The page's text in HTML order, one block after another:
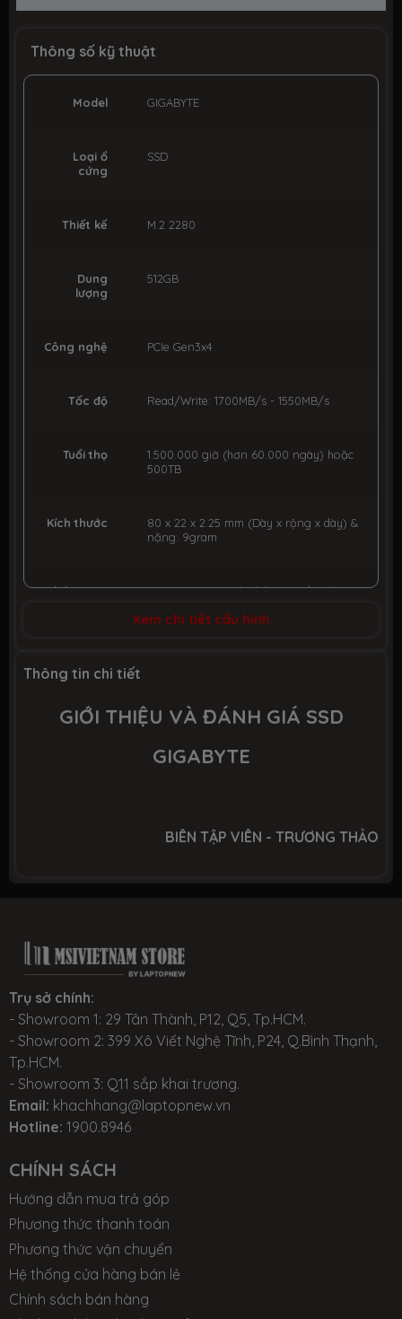
Thông số kỹ thuật
Model GIGABYTE
Loại ổ
cứng
SSD
Thiết kế M.2 2280
Dung
lượng
512GB
Công nghệ PCIe Gen3x4
Tốc độ Read/Write: 1700MB/s - 1550MB/s
Tuổi thọ
1.500.000 giờ (hơn 60.000 ngày) hoặc
500TB
Kích thước
80 x 22 x 2.25 mm (Dày x rộng x dày) &
nặng: 9gram
Tình trạng
Mới 100%, Hàng chính hãng, Đầy đủ
bảo hành
Xem chi tiết cấu hình
Thông tin chi tiết
GIỚI THIỆU VÀ ĐÁNH GIÁ SSD
GIGABYTE
BIÊN TẬP VIÊN - TRƯƠNG THẢO
Trụ sở chính:
- Showroom 1: 29 Tân Thành, P12, Q5, Tp.HCM.
- Showroom 2: 399 Xô Viết Nghệ Tĩnh, P24, Q.Bình Thạnh,
Tp.HCM.
- Showroom 3: Q11 sắp khai trương.
Email: khachhang@laptopnew.vn
Hotline: 1900.8946
CHÍNH SÁCH
Hướng dẫn mua trả góp
Phương thức thanh toán
Phương thức vận chuyển
Hệ thống cửa hàng bán lẻ
Chính sách bán hàng